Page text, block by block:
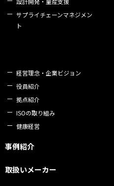
サプライチェーンマネジメン
ト
経営理念・企業ビジョン
役員紹介
拠点紹介
ISOの取り組み
健康経営
事例紹介
取扱いメーカー